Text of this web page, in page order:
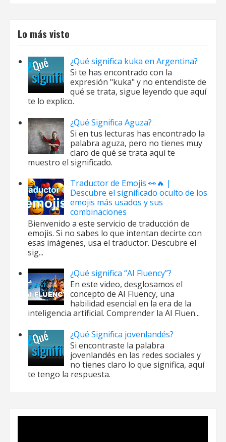
Lo más visto
¿Qué significa kuka en Argentina?
Si te has encontrado con la
expresión "kuka" y no entendiste de
qué se trata, sigue leyendo que aquí
te lo explico.
¿Qué Significa Aguza?
Si en tus lecturas has encontrado la
palabra aguza, pero no tienes muy
claro de qué se trata aquí te
muestro el significado.
Traductor de Emojis 👀🔥 |
Descubre el significado oculto de los
emojis más usados y sus
combinaciones
Bienvenido a este servicio de traducción de
emojis. Si no sabes lo que intentan decirte con
esas imágenes, usa el traductor. Descubre el
sig...
¿Qué significa “AI Fluency”?
En este video, desglosamos el
concepto de AI Fluency, una
habilidad esencial en la era de la
inteligencia artificial. Comprender la AI Fluen...
¿Qué Significa jovenlandés?
Si encontraste la palabra
jovenlandés en las redes sociales y
no tienes claro lo que significa, aquí
te tengo la respuesta.